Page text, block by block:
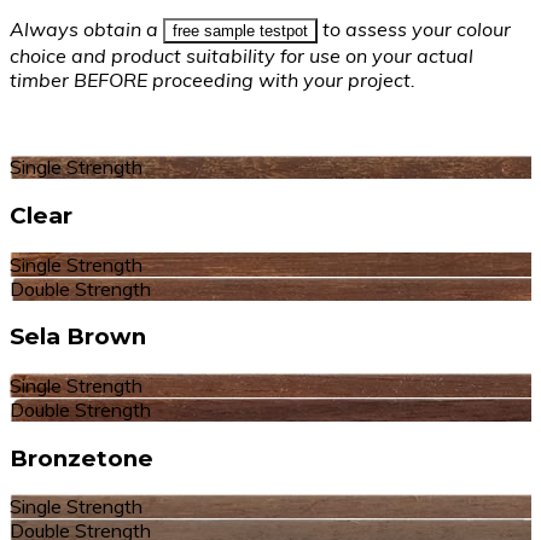
Always obtain a
free sample testpot
to assess your colour
choice and product suitability for use on your actual
timber BEFORE proceeding with your project.
Single Strength
Clear
Single Strength
Double Strength
Sela Brown
Single Strength
Double Strength
Bronzetone
Single Strength
Double Strength